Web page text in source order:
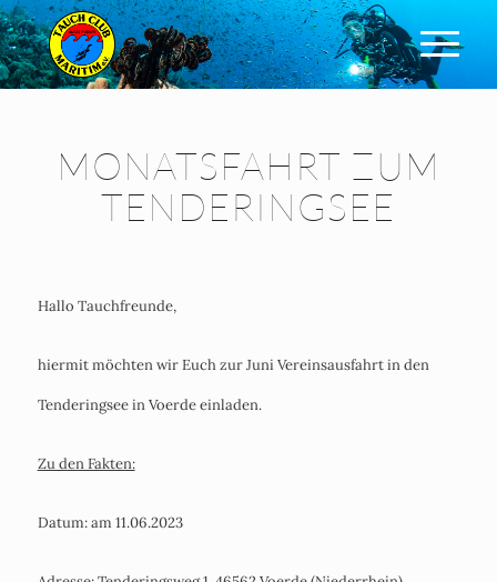
MONATSFAHRT ZUM
TENDERINGSEE
Hallo Tauchfreunde,
hiermit möchten wir Euch zur Juni Vereinsausfahrt in den
Tenderingsee in Voerde einladen.
Zu den Fakten:
Datum: am 11.06.2023